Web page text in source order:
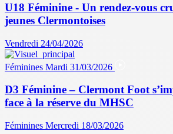
U18 Féminine - Un rendez-vous
jeunes Clermontoises
Vendredi 24/04/2026
Féminines Mardi 31/03/2026
D3 Féminine – Clermont Foot
face à la réserve du MHSC
Féminines Mercredi 18/03/2026